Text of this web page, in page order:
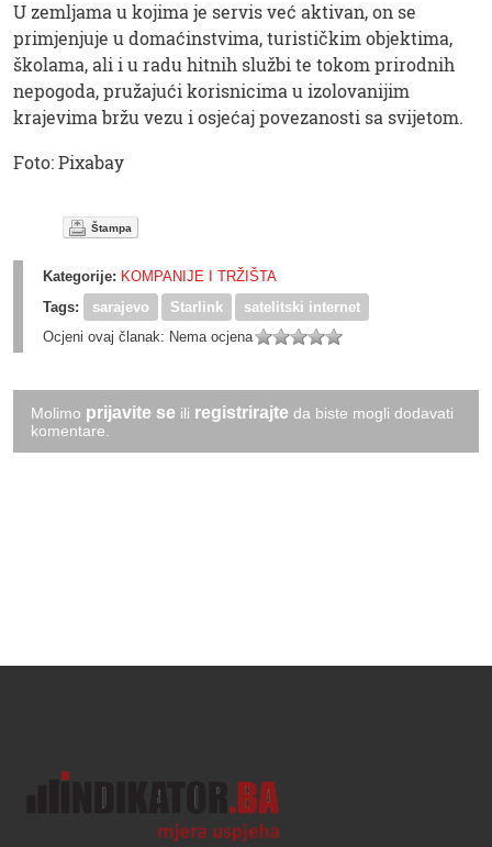
U zemljama u kojima je servis već aktivan, on se
primjenjuje u domaćinstvima, turističkim objektima,
školama, ali i u radu hitnih službi te tokom prirodnih
nepogoda, pružajući korisnicima u izolovanijim
krajevima bržu vezu i osjećaj povezanosti sa svijetom.
Foto: Pixabay
Štampa
Kategorije: KOMPANIJE I TRŽIŠTA
Tags:
sarajevo Starlink
satelitski internet
Ocjeni ovaj članak: Nema ocjena
Molimo prijavite se ili registrirajte da biste mogli dodavati
komentare.